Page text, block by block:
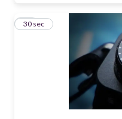
15
30 sec